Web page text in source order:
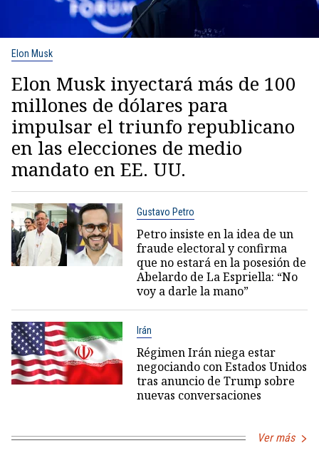
Elon Musk
Elon Musk inyectará más de 100
millones de dólares para
impulsar el triunfo republicano
en las elecciones de medio
mandato en EE. UU.
Gustavo Petro
Petro insiste en la idea de un
fraude electoral y confirma
que no estará en la posesión de
Abelardo de La Espriella: “No
voy a darle la mano”
Irán
Régimen Irán niega estar
negociando con Estados Unidos
tras anuncio de Trump sobre
nuevas conversaciones
Ver más